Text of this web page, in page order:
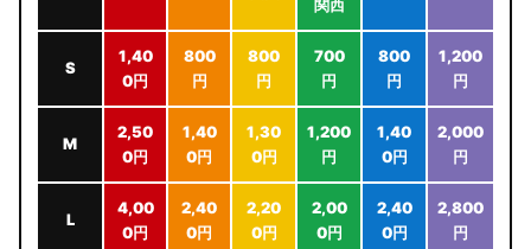
関西
S
1,40
0円
800
円
800
円
700
円
800
円
1,200
円
M
2,50
0円
1,40
0円
1,30
0円
1,200
円
1,40
0円
2,000
円
L
4,00
0円
2,40
0円
2,20
0円
2,00
0円
2,40
0円
2,800
円